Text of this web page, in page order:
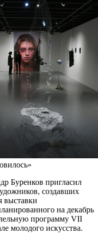
Буренков пригласил
создавших
выставки
на декабрь
программу VII
молодого искусства.